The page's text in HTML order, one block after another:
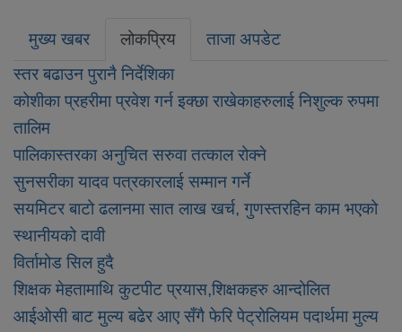
मुख्य खबर लोकप्रिय
ताजा अपडेट
स्तर बढाउन पुरानै निर्देशिका
कोशीका प्रहरीमा प्रवेश गर्न इक्छा राखेकाहरुलाई निशुल्क रुपमा
तालिम
पालिकास्तरका अनुचित सरुवा तत्काल रोक्ने
सुनसरीका यादव पत्रकारलाई सम्मान गर्ने
सयमिटर बाटो ढलानमा सात लाख खर्च, गुणस्तरहिन काम भएको
स्थानीयको दावी
विर्तामोड सिल हुदै
शिक्षक मेहतामाथि कुटपीट प्रयास,शिक्षकहरु आन्दोलित
आईओसी बाट मुल्य बढेर आए सँगै फेरि पेट्रोलियम पदार्थमा मुल्य